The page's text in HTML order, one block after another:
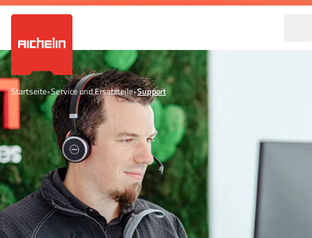
Startseite•Service und Ersatzteile•Support